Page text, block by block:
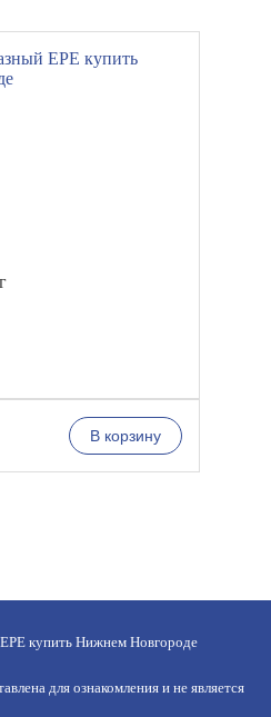
В корзину
для ознакомления и не является